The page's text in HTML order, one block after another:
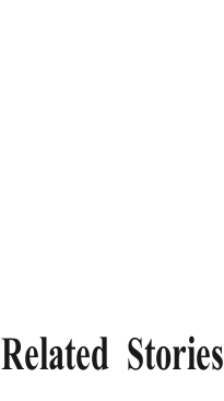
Related Stories